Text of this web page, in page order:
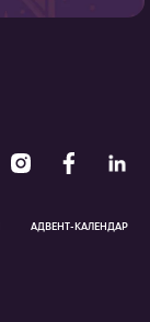
АДВЕНТ-КАЛЕНДАР